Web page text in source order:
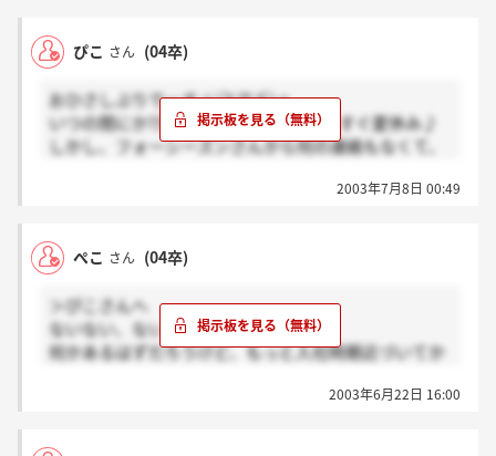
ぴこ さん (04卒)
おひさしぶりでーすヾ(≧∇≦)〃
いつの間にか7月なんですね！あぁもうすぐ夏休み♪
しかし、フォーシーズンさんから何の連絡もなくて、
入社までに何をしたら良いのでしょうか？？？
私は学校のあとは毎日バイトに燃えてます。。。
他に内定された方はいかがお過ごしですか？
2003年7月8日 00:49
ぺこ さん (04卒)
＞ぴこさんへ
ないない、ないよね？
何かあるはずだろうけど、もっと入社時期近づいてか
2003年6月22日 16:00